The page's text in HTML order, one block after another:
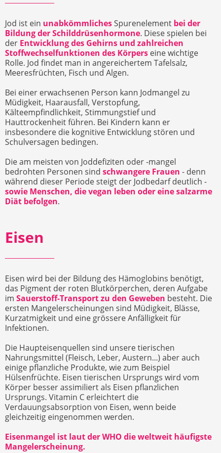
Jod ist ein unabkömmlichesSpurenelement bei der
Bildung der Schilddrüsenhormone. Diese spielen bei
der Entwicklung des Gehirns und zahlreichen
Stoffwechselfunktionen des Körpers eine wichtige
Rolle. Jod findet man in angereichertem Tafelsalz,
Meeresfrüchten, Fisch und Algen.
Bei einer erwachsenen Person kann Jodmangel zu
Müdigkeit, Haarausfall, Verstopfung,
Kälteempfindlichkeit, Stimmungstief und
Hauttrockenheit führen. Bei Kindern kann er
insbesondere die kognitive Entwicklung stören und
Schulversagen bedingen.
Die am meisten von Joddefiziten oder -mangel
bedrohten Personen sind schwangere Frauen - denn
während dieser Periode steigt der Jodbedarf deutlich -
sowie Menschen, die vegan leben oder eine salzarme
Diät befolgen.
Eisen
Eisen wird bei der Bildung des Hämoglobins benötigt,
das Pigment der roten Blutkörperchen, deren Aufgabe
im Sauerstoff-Transport zu den Geweben besteht. Die
ersten Mangelerscheinungen sind Müdigkeit, Blässe,
Kurzatmigkeit und eine grössere Anfälligkeit für
Infektionen.
Die Haupteisenquellen sind unsere tierischen
Nahrungsmittel (Fleisch, Leber, Austern...) aber auch
einige pflanzliche Produkte, wie zum Beispiel
Hülsenfrüchte. Eisen tierischen Ursprungs wird vom
Körper besser assimiliert als Eisen pflanzlichen
Ursprungs. Vitamin C erleichtert die
Verdauungsabsorption von Eisen, wenn beide
gleichzeitig eingenommen werden.
Eisenmangel ist laut der WHO die weltweit häufigste
Mangelerscheinung.